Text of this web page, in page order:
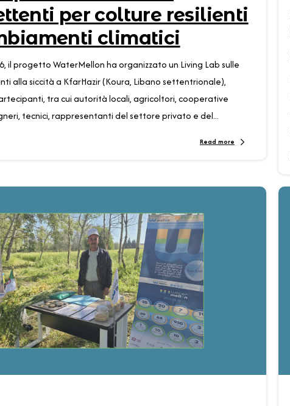
per colture resilienti
climatici
il progetto WaterMellon ha organizzato un Living Lab sulle
alla siccità a KfarHazir (Koura, Libano settentrionale),
tra cui autorità locali, agricoltori, cooperative
tecnici, rappresentanti del settore privato e del...
Read more